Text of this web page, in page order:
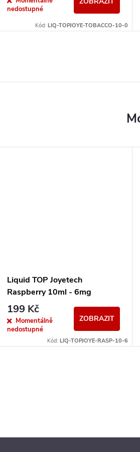
nedostupné
Kód: LIQ-TOPJOYE-TOBACCO-10-0
Liquid TOP Joyetech
Raspberry 10ml - 6mg
199 Kč
Momentálně
nedostupné
ZOBRAZIT
Kód: LIQ-TOPJOYE-RASP-10-6